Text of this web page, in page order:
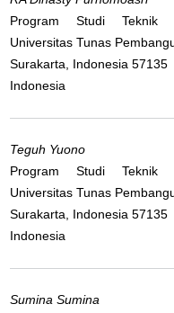
Program Studi Teknik
Universitas Tunas
Surakarta, Indonesia 57135
Indonesia
Teguh Yuono
Program Studi Teknik
Universitas Tunas
Surakarta, Indonesia 57135
Indonesia
Sumina Sumina